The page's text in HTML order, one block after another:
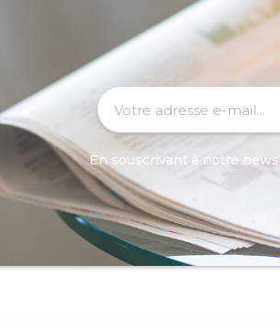
En souscrivant à notre